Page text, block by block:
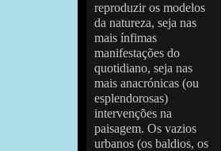
reproduzir os modelos
da natureza, seja nas
mais ínfimas
manifestações do
quotidiano, seja nas
mais anacrónicas (ou
esplendorosas)
intervenções na
paisagem. Os vazios
urbanos (os baldios, os